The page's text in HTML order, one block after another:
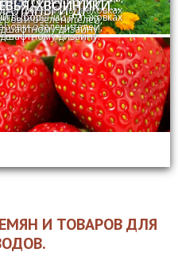
продаже семян,
растений в упаковках
и озеленителей,
дизайну.
растений в упаковках
и озеленителей,
дизайну.
И ДР.
ХВОЙНИКИ...
выбор
И ТОВАРОВ ДЛЯ